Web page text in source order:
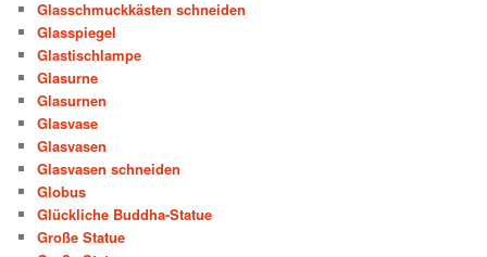
Glasschmuckkästen schneiden
Glasspiegel
Glastischlampe
Glasurne
Glasurnen
Glasvase
Glasvasen
Glasvasen schneiden
Globus
Glückliche Buddha-Statue
Große Statue